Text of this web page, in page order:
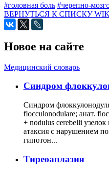
#головная боль #черепно-
ВЕРНУТЬСЯ К СПИСКУ
Новое на сайте
Медицинский словарь
Cиндром
Синдром
flocculonodulare; анат.
+ nodulus cerebelli узелок
атаксия с нарушением
гипотон...
Тиреоаплазия